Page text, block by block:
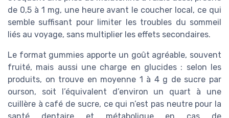
de 0,5 à 1 mg, une heure avant le coucher local, ce qui
semble suffisant pour limiter les troubles du sommeil
liés au voyage, sans multiplier les effets secondaires.
Le format gummies apporte un goût agréable, souvent
fruité, mais aussi une charge en glucides : selon les
produits, on trouve en moyenne 1 à 4 g de sucre par
ourson, soit l’équivalent d’environ un quart à une
cuillère à café de sucre, ce qui n’est pas neutre pour la